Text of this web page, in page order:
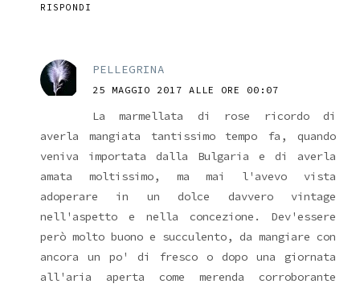
RISPONDI
PELLEGRINA
25 MAGGIO 2017 ALLE ORE 00:07
La marmellata di rose ricordo di
averla mangiata tantissimo tempo fa, quando
veniva importata dalla Bulgaria e di averla
amata moltissimo, ma mai l'avevo vista
adoperare in un dolce davvero vintage
nell'aspetto e nella concezione. Dev'essere
però molto buono e succulento, da mangiare con
ancora un po' di fresco o dopo una giornata
all'aria aperta come merenda corroborante